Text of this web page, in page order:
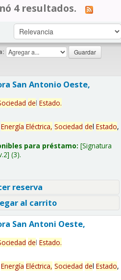
4 resultados.
San Antonio Oeste,
del Estado.
Energía Eléctrica, Sociedad del Estado,
para préstamo: Signatura
(3).
reserva
al carrito
San Antoni Oeste,
del Estado.
Energía Eléctrica, Sociedad del Estado,